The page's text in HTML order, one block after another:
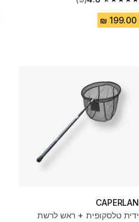
4.8 out of 5 stars from 9 reviews
CAPERLAN
ידית טלסקופית + ראש לרשת